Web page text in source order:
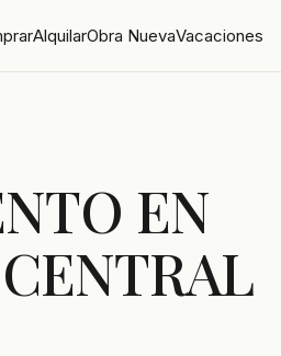
AlquilarObra NuevaVacaciones
EN